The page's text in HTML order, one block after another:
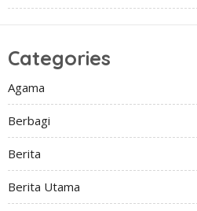
Categories
Agama
Berbagi
Berita
Berita Utama